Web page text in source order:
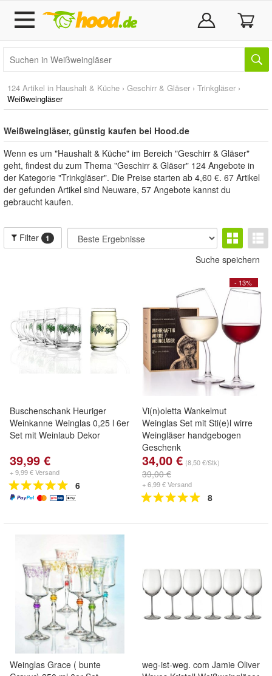
124 Artikel in Haushalt & Küche › Geschirr & Gläser › Trinkgläser ›
Weißweingläser
Weißweingläser, günstig kaufen bei Hood.de
Wenn es um "Haushalt & Küche" im Bereich "Geschirr & Gläser"
geht, findest du zum Thema "Geschirr & Gläser" 124 Angebote in
der Kategorie "Trinkgläser". Die Preise starten ab 4,60 €. 67 Artikel
der gefunden Artikel sind Neuware, 57 Angebote kannst du
gebraucht kaufen.
Filter 1
Suche speichern
Buschenschank Heuriger
Weinkanne Weinglas 0,25 l 6er
Set mit Weinlaub Dekor
39,99 €
+ 9,99 € Versand
6
- 13%
Vi(n)oletta Wankelmut
Weinglas Set mit Sti(e)l wirre
Weingläser handgebogen
Geschenk
34,00 € (8,50 €/Stk)
39,00 €
+ 6,99 € Versand
8
Weinglas Grace ( bunte
weg-ist-weg. com Jamie Oliver